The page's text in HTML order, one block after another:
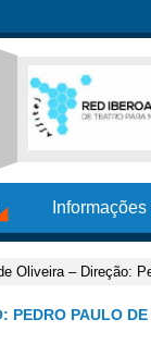
Oliveira – Direção:
PEDRO PAULO